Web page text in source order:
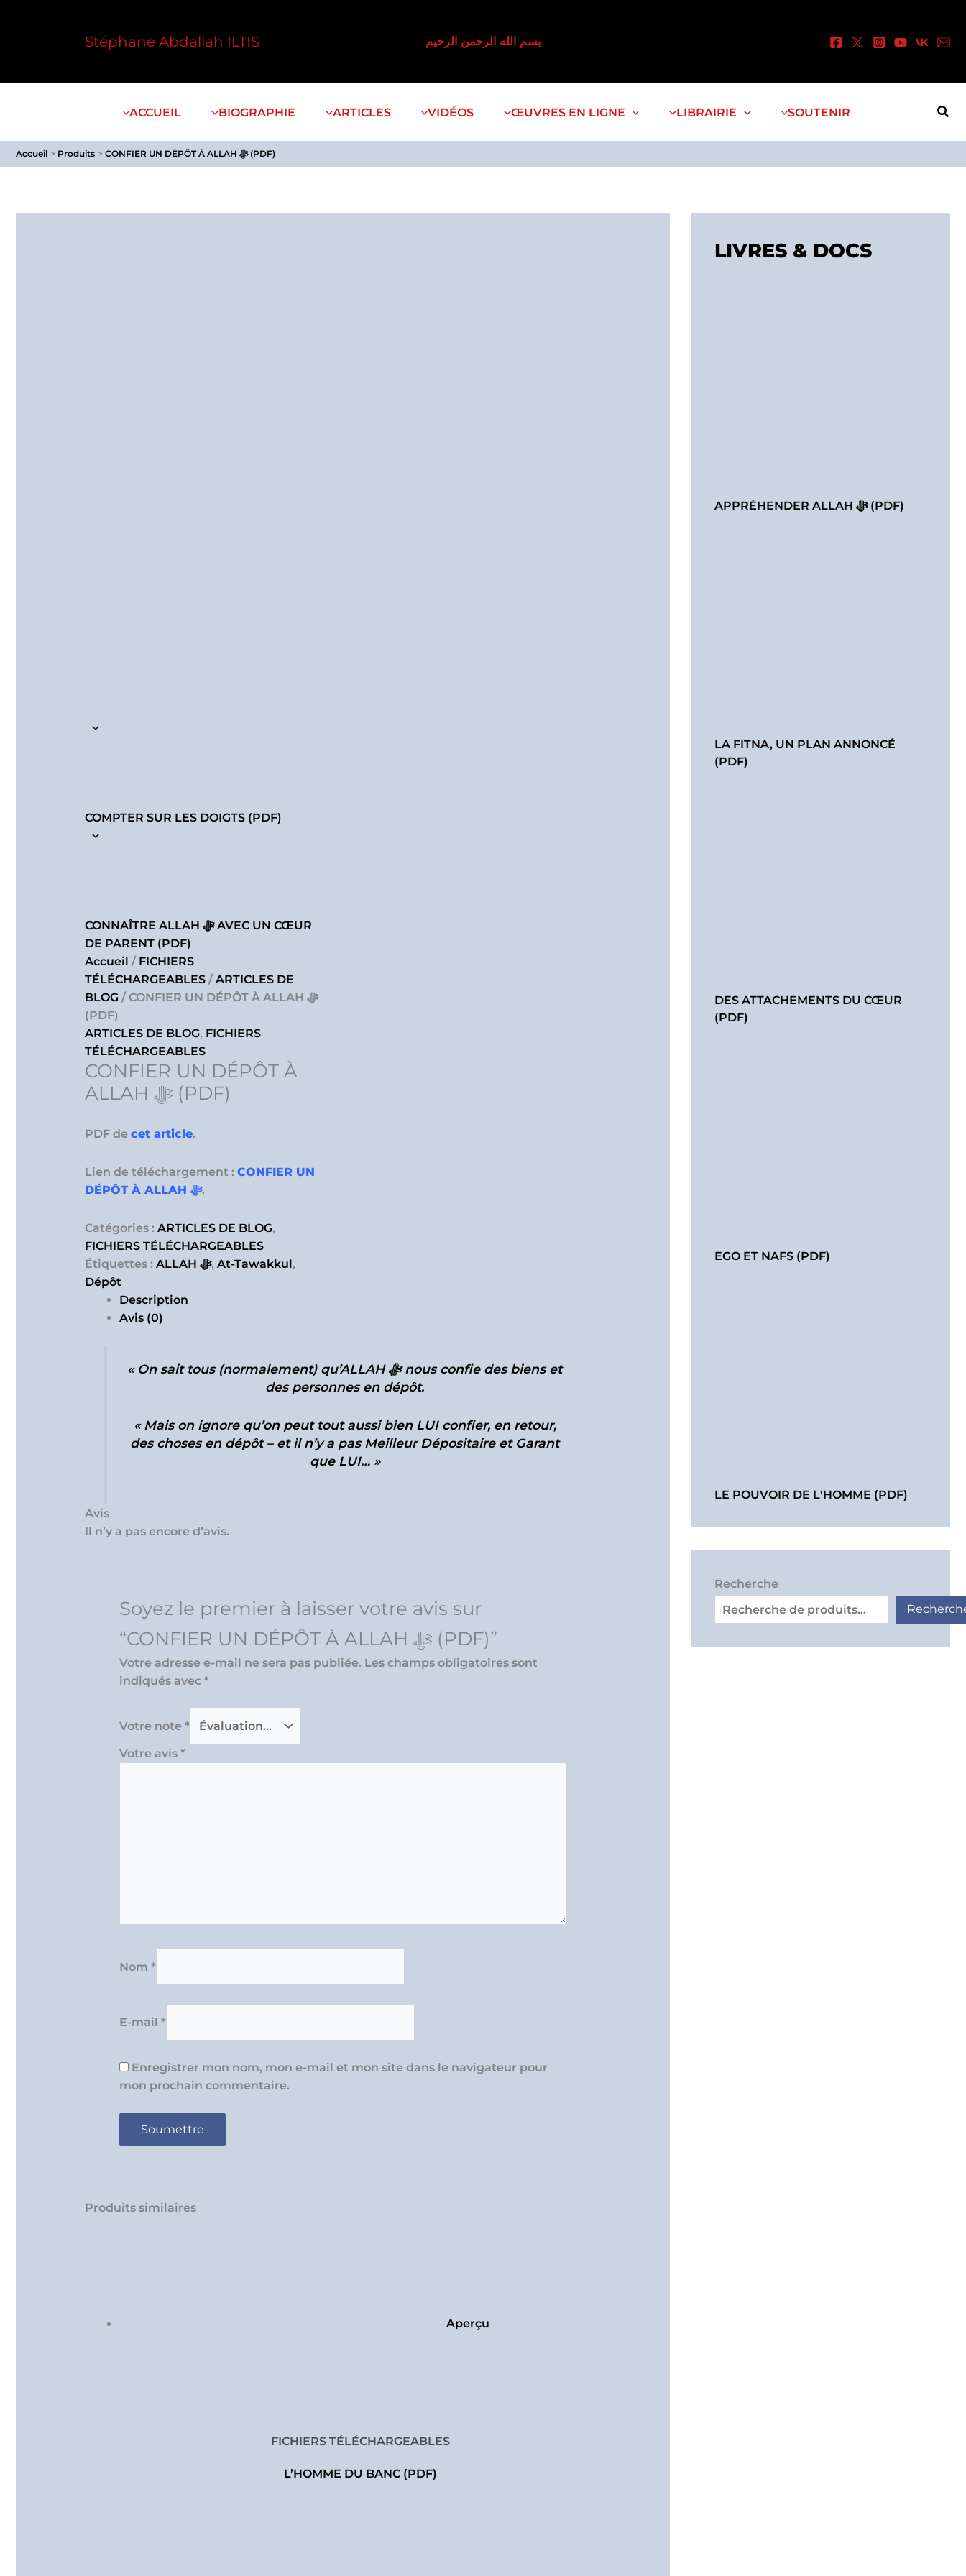
Stéphane Abdallah ILTIS بسم الله الرحمن الرحيم
ACCUEIL BIOGRAPHIE ARTICLES VIDÉOS ŒUVRES EN LIGNE LIBRAIRIE SOUTENIR
Accueil Produits CONFIER UN DÉPÔT À ALLAH ﷻ (PDF)
COMPTER SUR LES DOIGTS (PDF)
CONNAÎTRE ALLAH ﷻ AVEC UN CŒUR
DE PARENT (PDF)
Accueil / FICHIERS
TÉLÉCHARGEABLES /ARTICLES DE
BLOG / CONFIER UN DÉPÔT À ALLAH ﷻ
(PDF)
ARTICLES DE BLOG, FICHIERS
TÉLÉCHARGEABLES
CONFIER UN DÉPÔT À
ALLAH ﷻ (PDF)
PDF de cet article.
Lien de téléchargement : CONFIER UN
DÉPÔT À ALLAH ﷻ.
Catégories : ARTICLES DE BLOG,
FICHIERS TÉLÉCHARGEABLES
Étiquettes :
ALLAH ﷻ, At-Tawakkul,
Dépôt
Description
Avis (0)
« On sait tous (normalement) qu’ALLAH ﷻ nous confie des biens et
des personnes en dépôt.
« Mais on ignore qu’on peut tout aussi bien LUI confier, en retour,
des choses en dépôt – et il n’y a pas Meilleur Dépositaire et Garant
que LUI… »
Avis
Il n’y a pas encore d’avis.
Soyez le premier à laisser votre avis sur
“CONFIER UN DÉPÔT À ALLAH ﷻ (PDF)”
Votre adresse e-mail ne sera pas publiée. Les champs obligatoires sont
indiqués avec *
Votre note *
Votre avis *
Nom *
E-mail *
Enregistrer mon nom, mon e-mail et mon site dans le navigateur pour
mon prochain commentaire.
Produits similaires
Aperçu
FICHIERS TÉLÉCHARGEABLES
L’HOMME DU BANC (PDF)
LIVRES & DOCS
APPRÉHENDER ALLAH ﷻ (PDF)
LA FITNA, UN PLAN ANNONCÉ
(PDF)
DES ATTACHEMENTS DU CŒUR
(PDF)
EGO ET NAFS (PDF)
LE POUVOIR DE L'HOMME (PDF)
Recherche